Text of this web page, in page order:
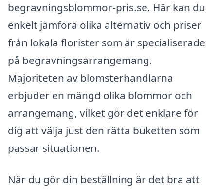
begravningsblommor-pris.se. Här kan du
enkelt jämföra olika alternativ och priser
från lokala florister som är specialiserade
på begravningsarrangemang.
Majoriteten av blomsterhandlarna
erbjuder en mängd olika blommor och
arrangemang, vilket gör det enklare för
dig att välja just den rätta buketten som
passar situationen.
När du gör din beställning är det bra att